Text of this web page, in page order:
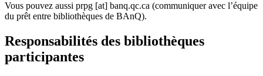
Vous pouvez aussi prpg [at] banq.qc.ca (communiquer avec l’équipe
du prêt entre bibliothèques de BAnQ).
Responsabilités des bibliothèques
participantes